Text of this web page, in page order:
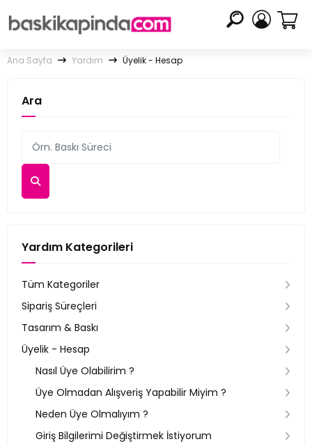
Ana Sayfa Yardım Üyelik - Hesap
Ara
Yardım Kategorileri
Tüm Kategoriler
Sipariş Süreçleri
Tasarım & Baskı
Üyelik - Hesap
Nasıl Üye Olabilirim ?
Üye Olmadan Alışveriş Yapabilir Miyim ?
Neden Üye Olmalıyım ?
Giriş Bilgilerimi Değiştirmek İstiyorum